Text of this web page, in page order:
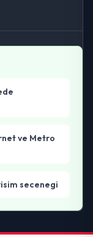
ve Metro
secenegi